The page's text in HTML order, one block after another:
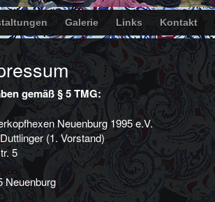
Galerie Links Kontakt
gemäß § 5 TMG:
Neuenburg 1995 e.V.
(1. Vorstand)
5
Neuenburg